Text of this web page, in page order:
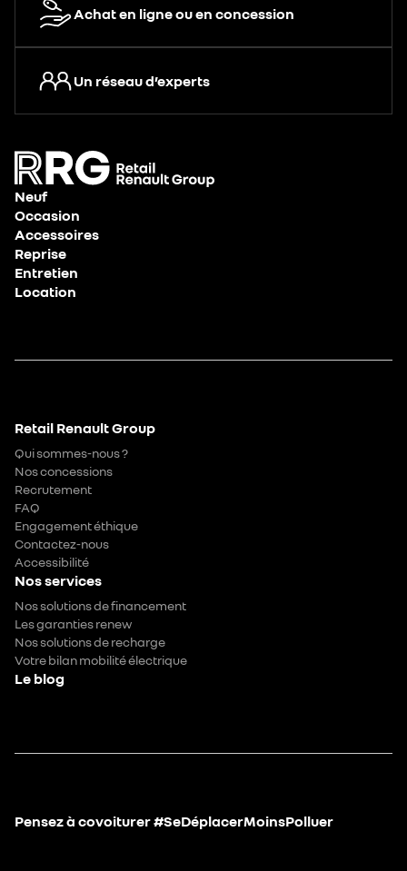
Achat en ligne ou en concession
Un réseau d’experts
Neuf
Occasion
Accessoires
Reprise
Entretien
Location
Retail Renault Group
Qui sommes-nous ?
Nos concessions
Recrutement
FAQ
Engagement éthique
Contactez-nous
Accessibilité
Nos services
Nos solutions de financement
Les garanties renew
Nos solutions de recharge
Votre bilan mobilité électrique
Le blog
Pensez à covoiturer #SeDéplacerMoinsPolluer